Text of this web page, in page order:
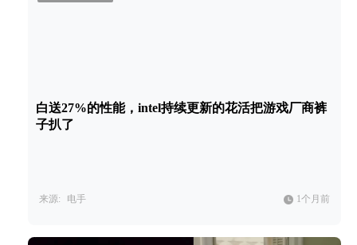
白送27%的性能，intel持续更新的花活把游戏厂商裤
子扒了
来源: 电手 1个月前